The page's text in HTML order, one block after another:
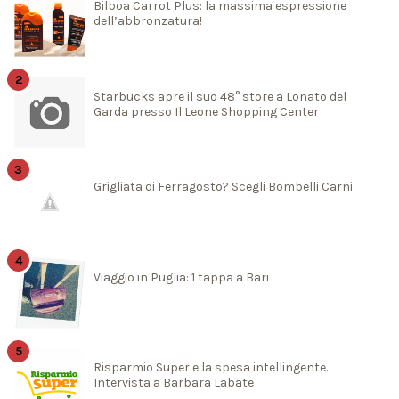
Bilboa Carrot Plus: la massima espressione
dell’abbronzatura!
Starbucks apre il suo 48° store a Lonato del
Garda presso Il Leone Shopping Center
Grigliata di Ferragosto? Scegli Bombelli Carni
Viaggio in Puglia: 1 tappa a Bari
Risparmio Super e la spesa intellingente.
Intervista a Barbara Labate